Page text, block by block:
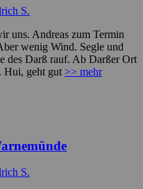
S.
uns. Andreas zum Termin
wenig Wind. Segle und
des Darß rauf. Ab Darßer Ort
Hui, geht gut >> mehr
S.